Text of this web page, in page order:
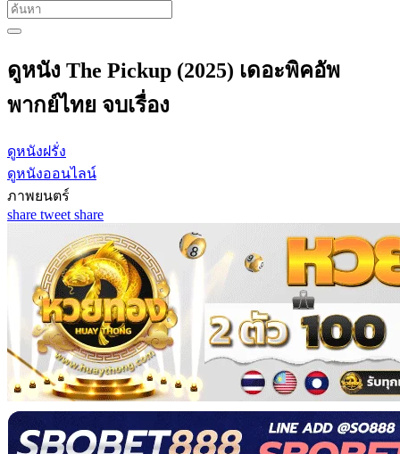
ดูหนัง The Pickup (2025) เดอะพิคอัพ
พากย์ไทย จบเรื่อง
ดูหนังฝรั่ง
ดูหนังออนไลน์
ภาพยนตร์
share tweet share